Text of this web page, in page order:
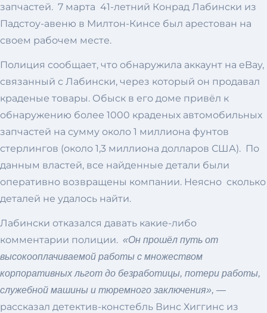
запчастей. 7 марта 41-летний Конрад Лабински из
Падстоу-авеню в Милтон-Кинсе был арестован на
своем рабочем месте.
Полиция сообщает, что обнаружила аккаунт на eBay,
связанный с Лабински, через который он продавал
краденые товары. Обыск в его доме привёл к
обнаружению более 1000 краденых автомобильных
запчастей на сумму около 1 миллиона фунтов
стерлингов (около 1,3 миллиона долларов США). По
данным властей, все найденные детали были
оперативно возвращены компании. Неясно сколько
деталей не удалось найти.
Лабински отказался давать какие-либо
комментарии полиции. «Он прошёл путь от
высокооплачиваемой работы с множеством
корпоративных льгот до безработицы, потери работы,
служебной машины и тюремного заключения», —
рассказал детектив-констебль Винс Хиггинс из